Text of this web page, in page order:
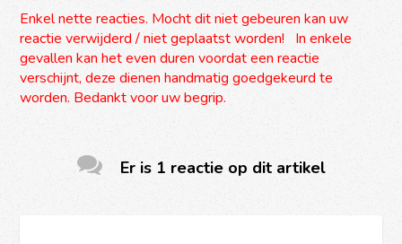
Enkel nette reacties. Mocht dit niet gebeuren kan uw
reactie verwijderd / niet geplaatst worden! In enkele
gevallen kan het even duren voordat een reactie
verschijnt, deze dienen handmatig goedgekeurd te
worden. Bedankt voor uw begrip.
Er is 1 reactie op dit artikel